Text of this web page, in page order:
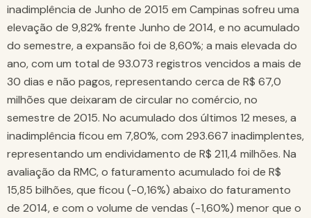
inadimplência de Junho de 2015 em Campinas sofreu uma
elevação de 9,82% frente Junho de 2014, e no acumulado
do semestre, a expansão foi de 8,60%; a mais elevada do
ano, com um total de 93.073 registros vencidos a mais de
30 dias e não pagos, representando cerca de R$ 67,0
milhões que deixaram de circular no comércio, no
semestre de 2015. No acumulado dos últimos 12 meses, a
inadimplência ficou em 7,80%, com 293.667 inadimplentes,
representando um endividamento de R$ 211,4 milhões. Na
avaliação da RMC, o faturamento acumulado foi de R$
15,85 bilhões, que ficou (-0,16%) abaixo do faturamento
de 2014, e com o volume de vendas (-1,60%) menor que o